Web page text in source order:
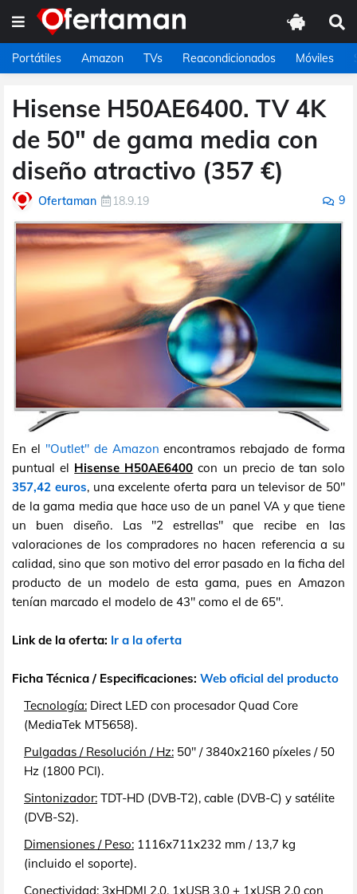
Portátiles Amazon TVs Reacondicionados Móviles
Hisense H50AE6400. TV 4K
de 50" de gama media con
diseño atractivo (357 €)
Ofertaman 18.9.19 9
En el "Outlet" de Amazon encontramos rebajado de forma
puntual el Hisense H50AE6400 con un precio de tan solo
357,42 euros, una excelente oferta para un televisor de 50"
de la gama media que hace uso de un panel VA y que tiene
un buen diseño. Las "2 estrellas" que recibe en las
valoraciones de los compradores no hacen referencia a su
calidad, sino que son motivo del error pasado en la ficha del
producto de un modelo de esta gama, pues en Amazon
tenían marcado el modelo de 43" como el de 65".
Link de la oferta: Ir a la oferta
Ficha Técnica / Especificaciones: Web oficial del producto
Tecnología: Direct LED con procesador Quad Core
(MediaTek MT5658).
Pulgadas / Resolución / Hz: 50" / 3840x2160 píxeles / 50
Hz (1800 PCI).
Sintonizador: TDT-HD (DVB-T2), cable (DVB-C) y satélite
(DVB-S2).
Dimensiones / Peso: 1116x711x232 mm / 13,7 kg
(incluido el soporte).
Conectividad: 3xHDMI 2.0. 1xUSB 3.0 + 1xUSB 2.0 con